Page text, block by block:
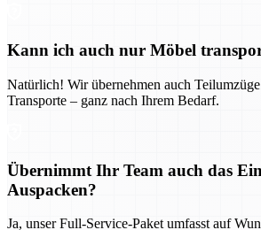
Kann ich auch nur Möbel
Natürlich! Wir übernehmen auch
Transporte – ganz nach Ihrem Bedarf.
Übernimmt Ihr Team auch das
Auspacken?
Ja, unser Full-Service-Paket umfasst auf